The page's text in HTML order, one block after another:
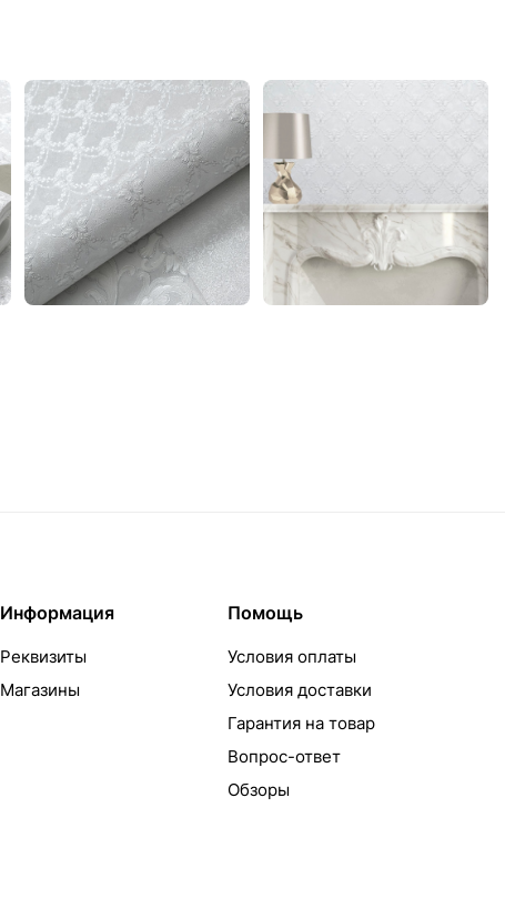
Информация
Реквизиты
Магазины
Помощь
Условия оплаты
Условия доставки
Гарантия на товар
Вопрос-ответ
Обзоры